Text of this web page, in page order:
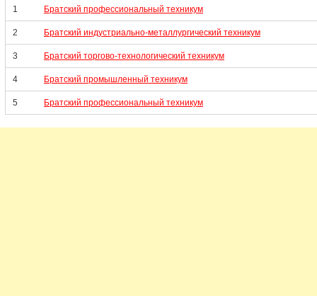
1 Братский профессиональный техникум
2 Братский индустриально-металлургический техникум
3 Братский торгово-технологический техникум
4 Братский промышленный техникум
5 Братский профессиональный техникум